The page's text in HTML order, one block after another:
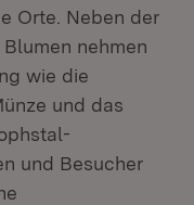
Orte. Neben der
nehmen
wie die
und das
und Besucher